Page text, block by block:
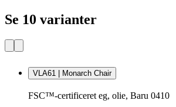
Se 10 varianter
VLA61 | Monarch Chair
FSC™-certificeret eg, olie, Baru 0410